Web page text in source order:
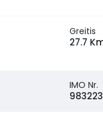
Greitis
27.7
IMO Nr.